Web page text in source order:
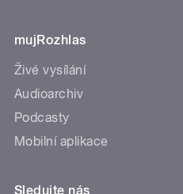
mujRozhlas
Živé vysílání
Audioarchiv
Podcasty
Mobilní aplikace
Sledujte nás